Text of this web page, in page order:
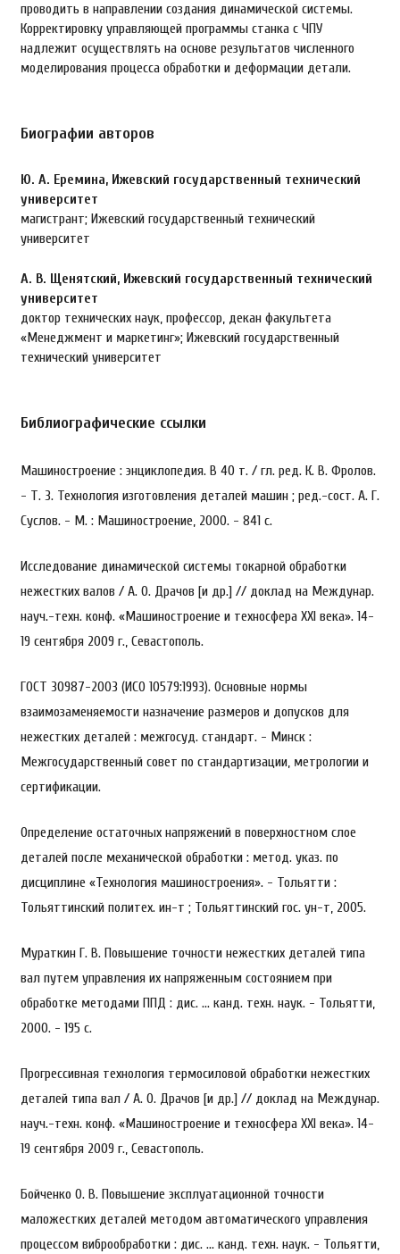
проводить в направлении создания динамической системы.
Корректировку управляющей программы станка с ЧПУ
надлежит осуществлять на основе результатов численного
моделирования процесса обработки и деформации детали.
Биографии авторов
Ю. А. Еремина, Ижевский государственный технический
университет
магистрант; Ижевский государственный технический
университет
А. В. Щенятский, Ижевский государственный технический
университет
доктор технических наук, профессор, декан факультета
«Менеджмент и маркетинг»; Ижевский государственный
технический университет
Библиографические ссылки
Машиностроение : энциклопедия. В 40 т. / гл. ред. К. В. Фролов.
- Т. 3. Технология изготовления деталей машин ; ред.-сост. А. Г.
Суслов. - М. : Машиностроение, 2000. - 841 с.
Исследование динамической системы токарной обработки
нежестких валов / А. О. Драчов [и др.] // доклад на Междунар.
науч.-техн. конф. «Машиностроение и техносфера XXI века». 14-
19 сентября 2009 г., Севастополь.
ГОСТ 30987-2003 (ИСО 10579:1993). Основные нормы
взаимозаменяемости назначение размеров и допусков для
нежестких деталей : межгосуд. стандарт. - Минск :
Межгосударственный совет по стандартизации, метрологии и
сертификации.
Определение остаточных напряжений в поверхностном слое
деталей после механической обработки : метод. указ. по
дисциплине «Технология машиностроения». - Тольятти :
Тольяттинский политех. ин-т ; Тольяттинский гос. ун-т, 2005.
Мураткин Г. В. Повышение точности нежестких деталей типа
вал путем управления их напряженным состоянием при
обработке методами ППД : дис. … канд. техн. наук. - Тольятти,
2000. - 195 с.
Прогрессивная технология термосиловой обработки нежестких
деталей типа вал / А. О. Драчов [и др.] // доклад на Междунар.
науч.-техн. конф. «Машиностроение и техносфера XXI века». 14-
19 сентября 2009 г., Севастополь.
Бойченко О. В. Повышение эксплуатационной точности
маложестких деталей методом автоматического управления
процессом виброобработки : дис. … канд. техн. наук. - Тольятти,